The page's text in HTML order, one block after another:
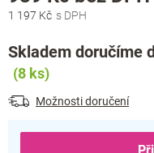
1 197 Kč
Skladem doručíme
(8 ks)
Možnosti doručení